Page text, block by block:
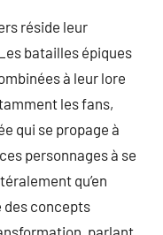
réside leur
batailles épiques
à leur lore
les fans,
qui se propage à
personnages à se
qu’en
des concepts
parlant